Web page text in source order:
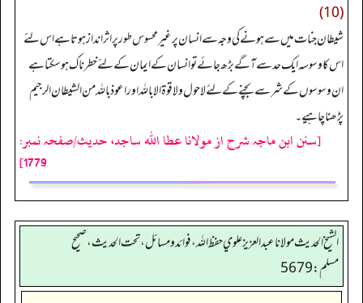
(10)
شیطان جنات میں سے ہونے کی وجہ سے انسان پر غیر محسوس طور پر اثر انداز ہوتا ہے اس لئے
اس کا وسوسہ ایک حد سے آگے بڑھ جائے تو انسان کے ایمان کے لئے خطرناک ہو سکتا ہے
ان وسوسوں کے شر سے بچنے کے لئے لاحول ولا قوۃ الا باللہ اور اعوذ باللہ من الشیطان الرجیم
پڑھنا چاہیے۔
[سنن ابن ماجہ شرح از مولانا عطا الله ساجد، حدیث/صفحہ نمبر:
1779]
الشيخ الحديث مولانا عبدالعزيز علوي حفظ الله، فوائد و مسائل، تحت الحديث ، صحيح
مسلم: 5679